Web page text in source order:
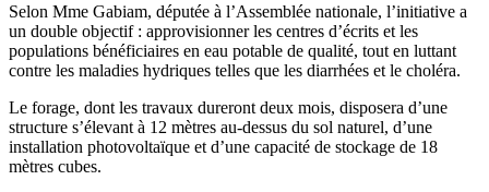
Selon Mme Gabiam, députée à l’Assemblée nationale, l’initiative a
un double objectif : approvisionner les centres d’écrits et les
populations bénéficiaires en eau potable de qualité, tout en luttant
contre les maladies hydriques telles que les diarrhées et le choléra.
Le forage, dont les travaux dureront deux mois, disposera d’une
structure s’élevant à 12 mètres au-dessus du sol naturel, d’une
installation photovoltaïque et d’une capacité de stockage de 18
mètres cubes.